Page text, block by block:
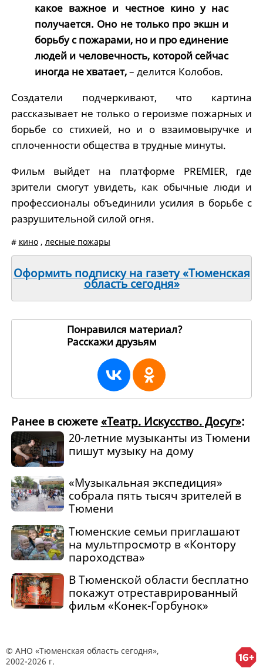
какое важное и честное кино у нас
получается. Оно не только про экшн и
борьбу с пожарами, но и про единение
людей и человечность, которой сейчас
иногда не хватает,– делится Колобов.
Создатели подчеркивают, что картина
рассказывает не только о героизме пожарных и
борьбе со стихией, но и о взаимовыручке и
сплоченности общества в трудные минуты.
Фильм выйдет на платформе PREMIER, где
зрители смогут увидеть, как обычные люди и
профессионалы объединили усилия в борьбе с
разрушительной силой огня.
# кино, лесные пожары
Оформить подписку на газету «Тюменская
область сегодня»
Понравился материал?
Расскажи друзьям
Ранее в сюжете«Театр. Искусство. Досуг»:
20-летние музыканты из Тюмени
пишут музыку на дому
«Музыкальная экспедиция»
собрала пять тысяч зрителей в
Тюмени
Тюменские семьи приглашают
на мультпросмотр в «Контору
пароходства»
В Тюменской области бесплатно
покажут отреставрированный
фильм «Конек-Горбунок»
© АНО «Тюменская область сегодня»,
2002-2026 г.